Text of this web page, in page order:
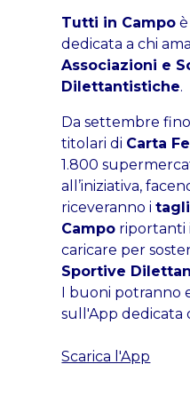
Tutti in Campo
dedicata a chi
Associazioni e
Dilettantistiche.
Da settembre fino
titolari di Carta
1.800
all’iniziativa,
riceveranno i
Campo riportanti
caricare per
Sportive
I buoni potranno
sull'App dedicata
Scarica l'App